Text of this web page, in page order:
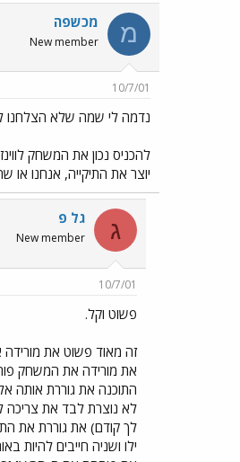
מ מכשפה
New member
10/7/01
נדמה לי שמה שלא הצלחנו
להכניס נכון את המשחק
יוצר את התיקייה, אנחנו או
ג גל פ
New member
10/7/01
פשוט וקל.
זה מאוד פשוט את מורידה
את מורידה את המשחק
התוכנה את גוררת אותה
לא נוצרת לבד את צריכה
לך קודם) את גוררת את
ילו ושניה חייבים להיות